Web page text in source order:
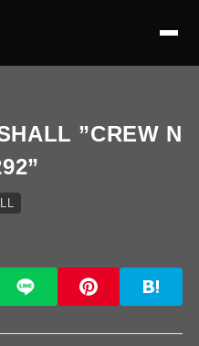
”CREW N